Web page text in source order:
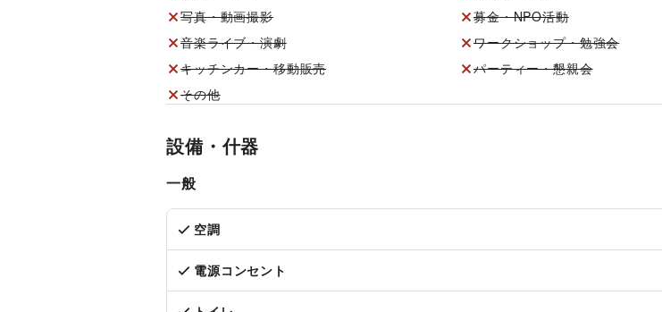
写真・動画撮影
募金・NPO活動
音楽ライブ・演劇
ワークショップ・勉強会
キッチンカー・移動販売
パーティー・懇親会
その他
設備・什器
一般
空調
電源コンセント